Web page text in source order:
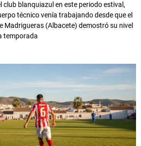
club blanquiazul en este periodo estival,
técnico venía trabajando desde que el
Madrigueras (Albacete) demostró su nivel
temporada